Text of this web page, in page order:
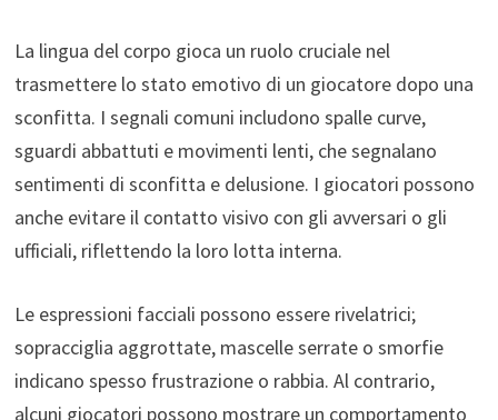
La lingua del corpo gioca un ruolo cruciale nel
trasmettere lo stato emotivo di un giocatore dopo una
sconfitta. I segnali comuni includono spalle curve,
sguardi abbattuti e movimenti lenti, che segnalano
sentimenti di sconfitta e delusione. I giocatori possono
anche evitare il contatto visivo con gli avversari o gli
ufficiali, riflettendo la loro lotta interna.
Le espressioni facciali possono essere rivelatrici;
sopracciglia aggrottate, mascelle serrate o smorfie
indicano spesso frustrazione o rabbia. Al contrario,
alcuni giocatori possono mostrare un comportamento